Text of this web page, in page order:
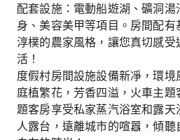
配套設施：電動船遊湖、礦洞
身、美容美甲等項目。房間配
淳樸的農家風格，讓您真切感
活！
度假村房間設施設備新凈，環境
庭植繁花，芳香四溢，火車主
題客房享受私家蒸汽浴室和露
人露台，遠離城市的喧囂，傾